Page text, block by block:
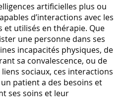
artificielles plus ou
d’interactions avec les
et utilisés en thérapie. Que
une personne dans ses
incapacités physiques, de
sa convalescence, ou de
sociaux, ces interactions
patient a des besoins et
ses soins et leur